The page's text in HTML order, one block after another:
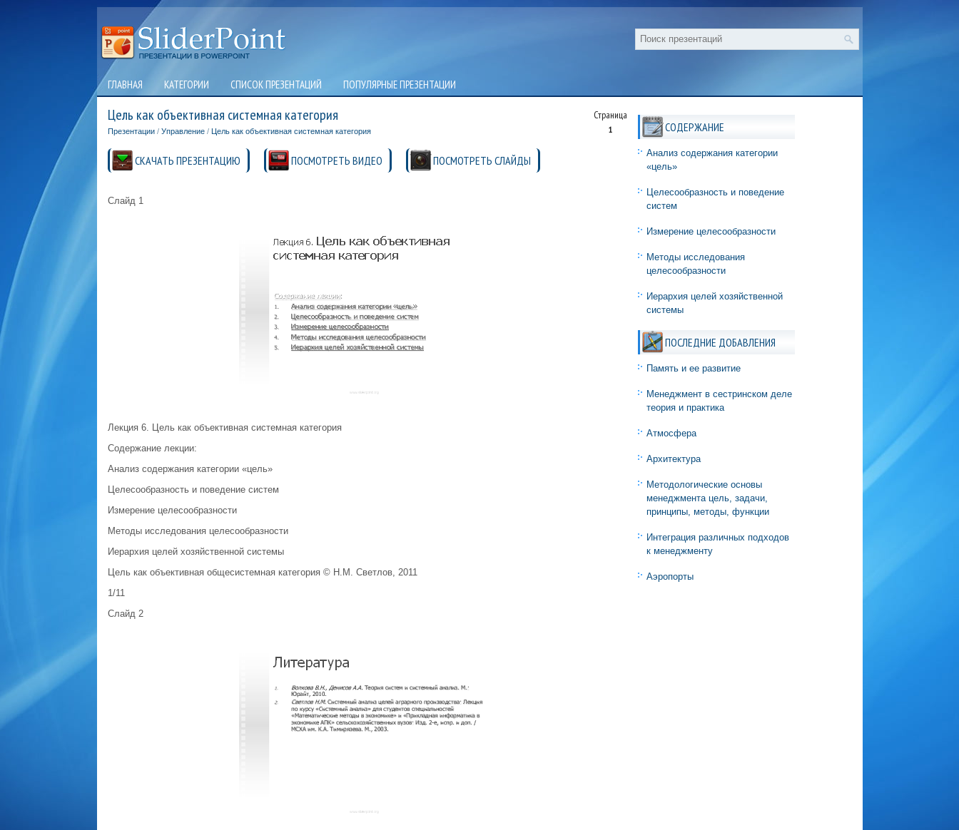
ГЛАВНАЯ КАТЕГОРИИ СПИСОК ПРЕЗЕНТАЦИЙ ПОПУЛЯРНЫЕ ПРЕЗЕНТАЦИИ
Цель как объективная системная категория Страница
1
Презентации/ Управление/ Цель как объективная системная категория
СКАЧАТЬ ПРЕЗЕНТАЦИЮ ПОСМОТРЕТЬ ВИДЕО ПОСМОТРЕТЬ СЛАЙДЫ
Слайд 1
Лекция 6. Цель как объективная системная категория
Содержание лекции:
Анализ содержания категории «цель»
Целесообразность и поведение систем
Измерение целесообразности
Методы исследования целесообразности
Иерархия целей хозяйственной системы
Цель как объективная общесистемная категория © Н.М. Светлов, 2011
1/11
Слайд 2
СОДЕРЖАНИЕ
Анализ содержания категории
«цель»
Целесообразность и поведение
систем
Измерение целесообразности
Методы исследования
целесообразности
Иерархия целей хозяйственной
системы
ПОСЛЕДНИЕ ДОБАВЛЕНИЯ
Память и ее развитие
Менеджмент в сестринском деле
теория и практика
Атмосфера
Архитектура
Методологические основы
менеджмента цель, задачи,
принципы, методы, функции
Интеграция различных подходов
к менеджменту
Аэропорты